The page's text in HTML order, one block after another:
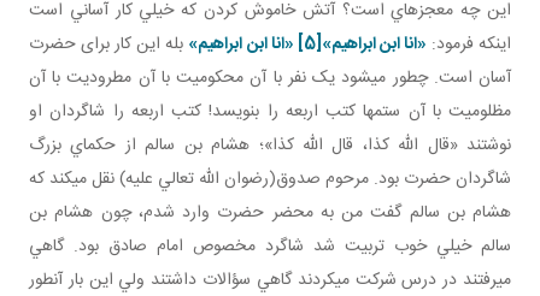
اين چه معجزه اي است؟ آتش خاموش کردن که خيلي کار آساني است
اينکه فرمود: «انا ابن ابراهيم»[5] «انا ابن ابراهيم» بله اين کار برای حضرت
آسان است. چطور می­شود يک نفر با آن محکوميت با آن مطروديت با آن
مظلوميت با آن ستم ها کتب اربعه را بنويسد! کتب اربعه را شاگردان او
نوشتند «قال الله کذا، قال الله کذا»؛ هشام بن سالم از حکماي بزرگ
شاگردان حضرت بود. مرحوم صدوق(رضوان الله تعالي عليه) نقل مي کند که
هشام بن سالم گفت من به محضر حضرت وارد شدم، چون هشام بن
سالم خيلي خوب تربيت شد شاگرد مخصوص امام صادق بود. گاهي
مي رفتند در درس شرکت مي کردند گاهي سؤالات داشتند ولي اين بار آن طور